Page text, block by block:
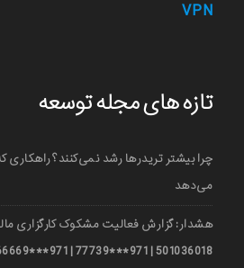
VPN
تازه های مجله توسعه
می‌دهد
هشدار: گزارش فعالیت مشکوک کارگزاری